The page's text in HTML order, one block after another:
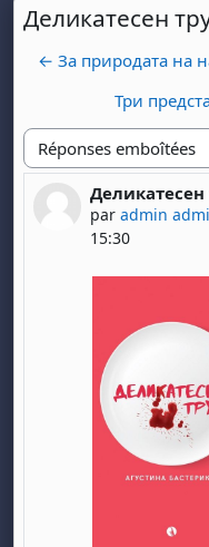
Деликатесен
← За природата на
Три
Type d'affichage
Деликатесен
paradmin
15:30
Nombre de